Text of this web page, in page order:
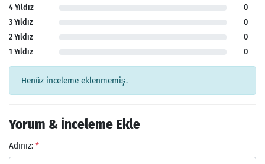
4 Yıldız
0
3 Yıldız
0
2 Yıldız
0
1 Yıldız
0
Henüz inceleme eklenmemiş.
Yorum & İnceleme Ekle
Adınız: *